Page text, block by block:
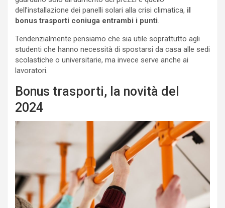
dell’installazione dei panelli solari alla crisi climatica, il
bonus trasporti coniuga entrambi i punti.
Tendenzialmente pensiamo che sia utile soprattutto agli
studenti che hanno necessità di spostarsi da casa alle sedi
scolastiche o universitarie, ma invece serve anche ai
lavoratori.
Bonus trasporti, la novità del
2024